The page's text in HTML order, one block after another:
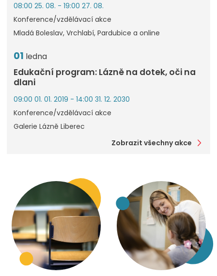
08:00 25. 08. - 19:00 27. 08.
Konference/vzdělávací akce
Mladá Boleslav, Vrchlabí, Pardubice a online
01 ledna
Edukační program: Lázně na dotek, oči na
dlani
09:00 01. 01. 2019 - 14:00 31. 12. 2030
Konference/vzdělávací akce
Galerie Lázně Liberec
Zobrazit všechny akce